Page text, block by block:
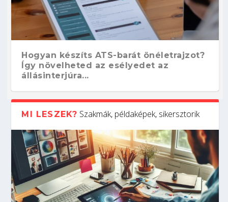
Hogyan készíts ATS-barát önéletrajzot?
Így növelheted az esélyedet az
állásinterjúra...
MI LESZEK? Szakmák, példaképek, sikersztorik